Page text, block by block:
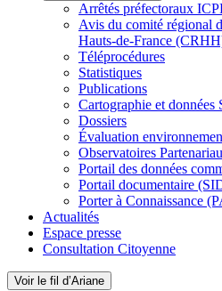
Arrêtés préfectoraux
Avis du comité régional
Hauts-de-France
Téléprocédures
Statistiques
Publications
Cartographie et données
Dossiers
Évaluation
Observatoires
Portail des données
Portail documentaire
Porter à Connaissance
Actualités
Espace presse
Consultation Citoyenne
Voir le fil d’Ariane